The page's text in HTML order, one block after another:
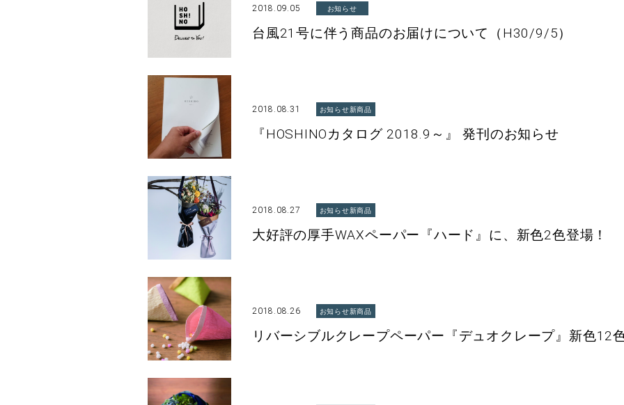
2018.09.05 お知らせ
台風21号に伴う商品のお届けについて（H30/9/5）
2018.08.31 お知らせ新商品
『HOSHINOカタログ 2018.9～』 発刊のお知らせ
2018.08.27 お知らせ新商品
大好評の厚手WAXペーパー『ハード』に、新色2色登場！
2018.08.26 お知らせ新商品
リバーシブルクレープペーパー『デュオクレープ』新色12